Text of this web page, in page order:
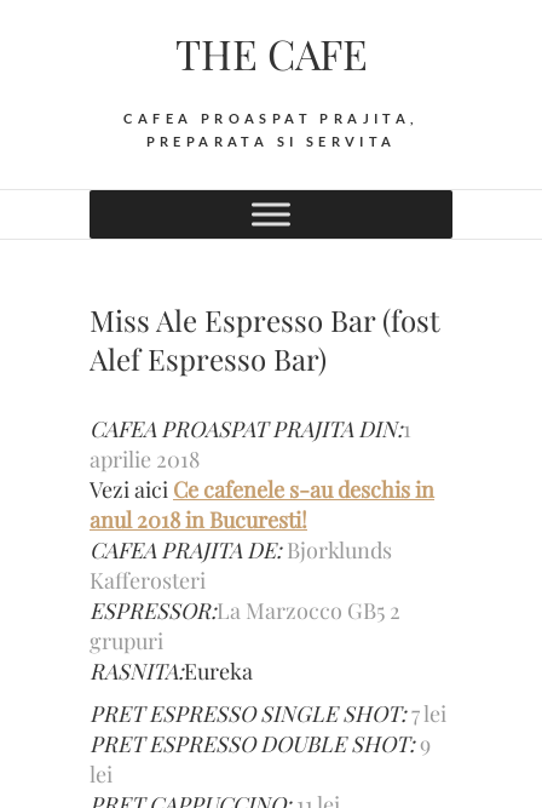
THE CAFE
CAFEA PROASPAT PRAJITA,
PREPARATA SI SERVITA
Miss Ale Espresso Bar (fost
Alef Espresso Bar)
CAFEA PROASPAT PRAJITA DIN:1
aprilie 2018
Vezi aici Ce cafenele s-au deschis in
anul 2018 in Bucuresti!
CAFEA PRAJITA DE:Bjorklunds
Kafferosteri
ESPRESSOR:La Marzocco GB5 2
grupuri
RASNITA:Eureka
PRET ESPRESSO SINGLE SHOT:7 lei
PRET ESPRESSO DOUBLE SHOT:9
lei